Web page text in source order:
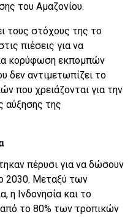
του Αμαζονίου.
τους στόχους της το
πιέσεις για να
κορύφωση εκπομπών
δεν αντιμετωπίζει το
που χρειάζονται για την
αύξησης της
πέρυσι για να δώσουν
2030. Μεταξύ των
η Ινδονησία και το
το 80% των τροπικών